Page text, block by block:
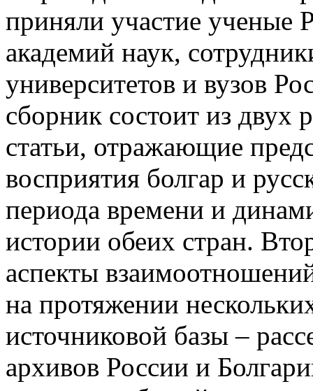
приняли участие ученые
академий наук,
университетов и вузов
сборник состоит из двух
статьи, отражающие
восприятия болгар и
периода времени и
истории обеих стран.
аспекты
на протяжении
источниковой базы –
архивов России и